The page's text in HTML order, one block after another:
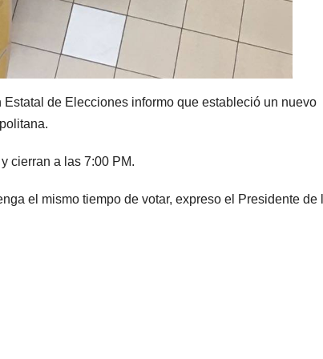
de Elecciones informo que estableció un nuevo
cierran a las 7:00 PM.
el mismo tiempo de votar, expreso el Presidente de